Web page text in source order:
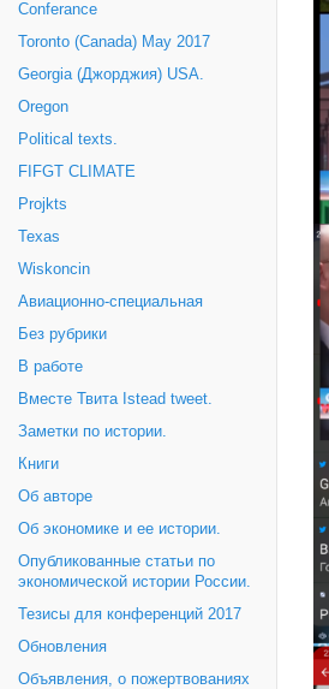
Conferance
Toronto (Canada) May 2017
Georgia (Джорджия) USA.
Oregon
Political texts.
FIFGT CLIMATE
Projkts
Texas
Wiskoncin
Авиационно-специальная
Без рубрики
В работе
Вместе Твита Istead tweet.
Заметки по истории.
Книги
Об авторе
Об экономике и ее истории.
Опубликованные статьи по
экономической истории России.
Тезисы для конференций 2017
Обновления
Объявления, о пожертвованиях